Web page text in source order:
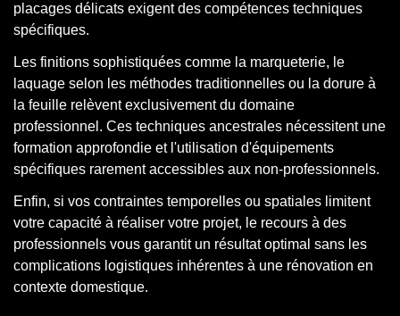
placages délicats exigent des compétences techniques
spécifiques.
Les finitions sophistiquées comme la marqueterie, le
laquage selon les méthodes traditionnelles ou la dorure à
la feuille relèvent exclusivement du domaine
professionnel. Ces techniques ancestrales nécessitent une
formation approfondie et l'utilisation d'équipements
spécifiques rarement accessibles aux non-professionnels.
Enfin, si vos contraintes temporelles ou spatiales limitent
votre capacité à réaliser votre projet, le recours à des
professionnels vous garantit un résultat optimal sans les
complications logistiques inhérentes à une rénovation en
contexte domestique.